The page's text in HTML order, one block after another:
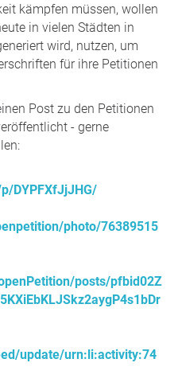
kämpfen müssen, wollen
in vielen Städten in
wird, nutzen, um
für ihre Petitionen
Post zu den Petitionen
- gerne
DYPFXfJjJHG/
photo/76389515
posts/pfbid02Z
update/urn:li:activity:74